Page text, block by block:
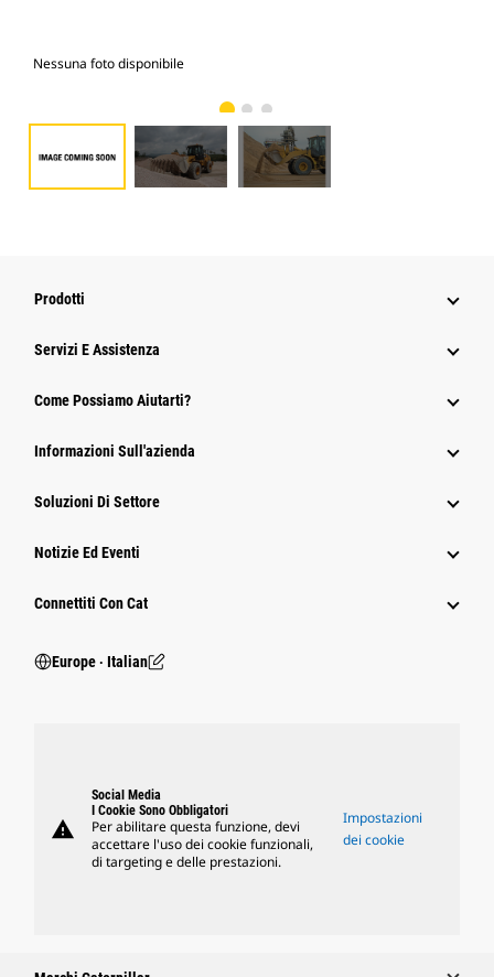
Nessuna foto disponibile
Prodotti
Servizi E Assistenza
Come Possiamo Aiutarti?
Informazioni Sull'azienda
Soluzioni Di Settore
Notizie Ed Eventi
Connettiti Con Cat
Europe ‧ Italian
warning
Social Media
I Cookie Sono Obbligatori
Per abilitare questa funzione, devi
accettare l'uso dei cookie funzionali,
di targeting e delle prestazioni.
Impostazioni
dei cookie